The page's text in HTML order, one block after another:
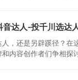
达人-投千川选达
，还是另辟蹊径？在
内容创作者们争相探